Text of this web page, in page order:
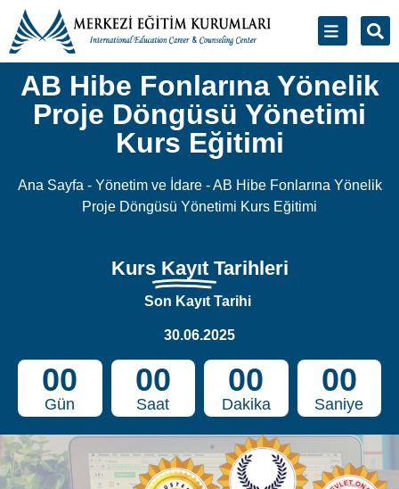
Ana Sayfa
Proje Döngüsü Yönetimi Kurs Eğitimi
KursKayıt Tarihleri
Son Kayıt Tarihi
30.06.2025
00 00 00